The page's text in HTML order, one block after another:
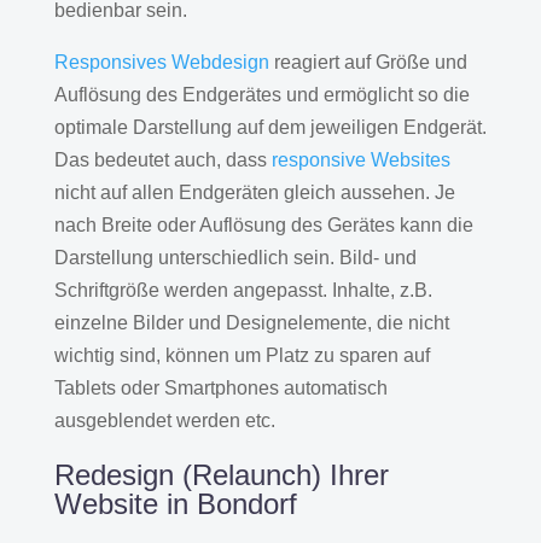
bedienbar sein.
Responsives Webdesign reagiert auf Größe und
Auflösung des Endgerätes und ermöglicht so die
optimale Darstellung auf dem jeweiligen Endgerät.
Das bedeutet auch, dass responsive Websites
nicht auf allen Endgeräten gleich aussehen. Je
nach Breite oder Auflösung des Gerätes kann die
Darstellung unterschiedlich sein. Bild- und
Schriftgröße werden angepasst. Inhalte, z.B.
einzelne Bilder und Designelemente, die nicht
wichtig sind, können um Platz zu sparen auf
Tablets oder Smartphones automatisch
ausgeblendet werden etc.
Redesign (Relaunch) Ihrer
Website in Bondorf